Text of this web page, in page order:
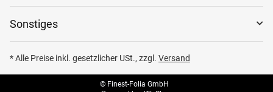
Sonstiges
* Alle Preise inkl. gesetzlicher USt., zzgl. Versand
© Finest-Folia GmbH